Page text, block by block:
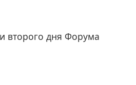
второго дня Форума